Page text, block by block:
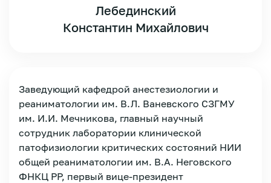
Лебединский
Константин Михайлович
Заведующий кафедрой анестезиологии и
реаниматологии им. В.Л. Ваневского СЗГМУ
им. И.И. Мечникова, главный научный
сотрудник лаборатории клинической
патофизиологии критических состояний НИИ
общей реаниматологии им. В.А. Неговского
ФНКЦ РР, первый вице-президент